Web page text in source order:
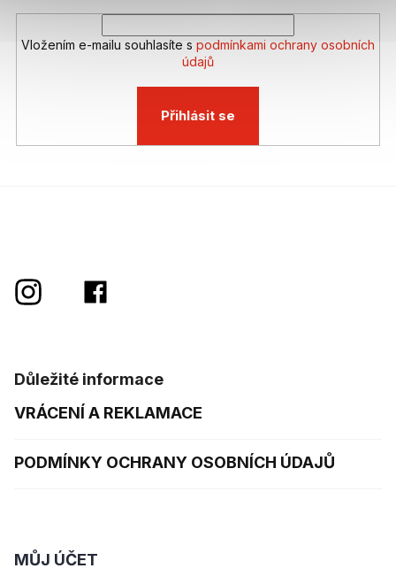
Vložením e-mailu souhlasíte s podmínkami ochrany osobních
údajů
Přihlásit se
Důležité informace
VRÁCENÍ A REKLAMACE
PODMÍNKY OCHRANY OSOBNÍCH ÚDAJŮ
MŮJ ÚČET